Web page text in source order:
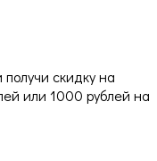
скидку на
или 1000 рублей на